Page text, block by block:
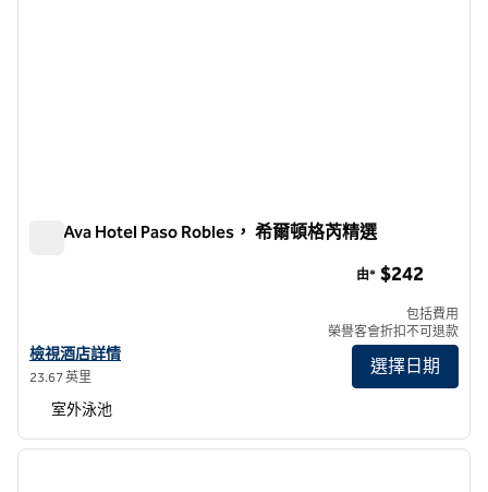
The Ava Hotel Paso Robles， 希爾頓格芮精選
查看 The Ava Hotel Paso Robles、希爾頓格芮精選 酒店詳情
檢視酒店詳情
23.67 英里
由* $242
包括費用
榮譽客會折扣不可退款
選擇日期
室外泳池
第 1 頁，共 12 頁
下一